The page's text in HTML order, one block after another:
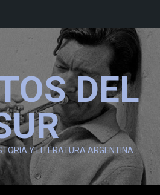
DEL
Y LITERATURA ARGENTINA